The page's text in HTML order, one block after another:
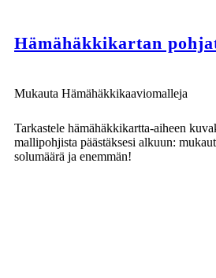
Hämähäkkikartan
Mukauta Hämähäkkikaaviomalleja
Tarkastele hämähäkkikartta-aiheen
mallipohjista päästäksesi alkuun:
solumäärä ja enemmän!